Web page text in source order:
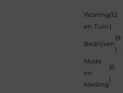
Woning
en Tuin
(12
)
Bedrijven
(9
)
Mode
en
Kleding
(6
)